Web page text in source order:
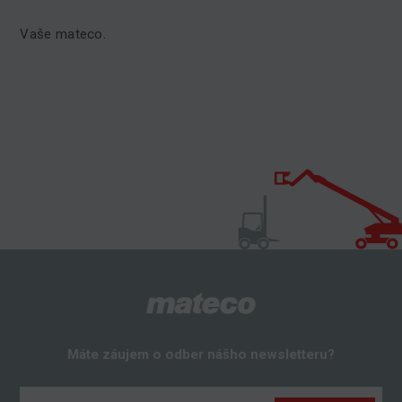
Vaše mateco.
Máte záujem o odber nášho newsletteru?